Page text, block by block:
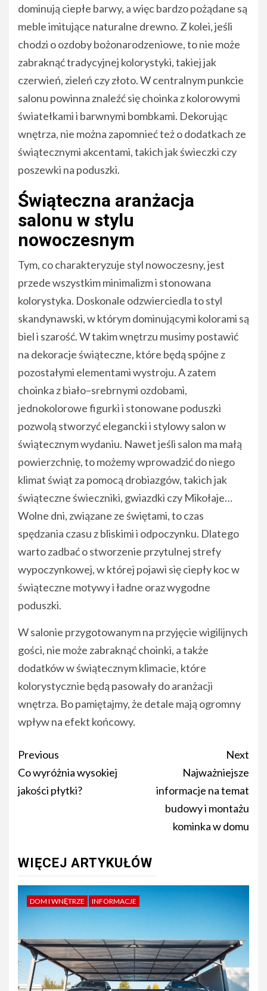
dominują ciepłe barwy, a więc bardzo pożądane są
meble imitujące naturalne drewno. Z kolei, jeśli
chodzi o ozdoby bożonarodzeniowe, to nie może
zabraknąć tradycyjnej kolorystyki, takiej jak
czerwień, zieleń czy złoto. W centralnym punkcie
salonu powinna znaleźć się choinka z kolorowymi
światełkami i barwnymi bombkami. Dekorując
wnętrza, nie można zapomnieć też o dodatkach ze
świątecznymi akcentami, takich jak świeczki czy
poszewki na poduszki.
Świąteczna aranżacja
salonu w stylu
nowoczesnym
Tym, co charakteryzuje styl nowoczesny, jest
przede wszystkim minimalizm i stonowana
kolorystyka. Doskonale odzwierciedla to styl
skandynawski, w którym dominującymi kolorami są
biel i szarość. W takim wnętrzu musimy postawić
na dekoracje świąteczne, które będą spójne z
pozostałymi elementami wystroju. A zatem
choinka z biało–srebrnymi ozdobami,
jednokolorowe figurki i stonowane poduszki
pozwolą stworzyć elegancki i stylowy salon w
świątecznym wydaniu. Nawet jeśli salon ma małą
powierzchnię, to możemy wprowadzić do niego
klimat świąt za pomocą drobiazgów, takich jak
świąteczne świeczniki, gwiazdki czy Mikołaje…
Wolne dni, związane ze świętami, to czas
spędzania czasu z bliskimi i odpoczynku. Dlatego
warto zadbać o stworzenie przytulnej strefy
wypoczynkowej, w której pojawi się ciepły koc w
świąteczne motywy i ładne oraz wygodne
poduszki.
W salonie przygotowanym na przyjęcie wigilijnych
gości, nie może zabraknąć choinki, a także
dodatków w świątecznym klimacie, które
kolorystycznie będą pasowały do aranżacji
wnętrza. Bo pamiętajmy, że detale mają ogromny
wpływ na efekt końcowy.
Post
navigation
Previous
Co wyróżnia wysokiej
jakości płytki?
Next
Najważniejsze
informacje na temat
budowy i montażu
kominka w domu
WIĘCEJ ARTYKUŁÓW
DOM I WNĘTRZE INFORMACJE